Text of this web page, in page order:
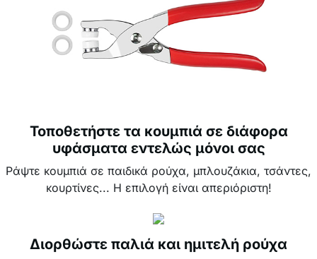
Τοποθετήστε τα κουμπιά σε διάφορα
υφάσματα εντελώς μόνοι σας
Ράψτε κουμπιά σε παιδικά ρούχα, μπλουζάκια, τσάντες,
κουρτίνες... Η επιλογή είναι απεριόριστη!
Διορθώστε παλιά και ημιτελή ρούχα